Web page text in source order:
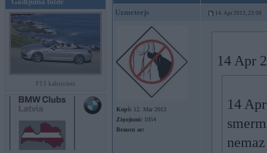
F13 kabriolets
Uzmeteejs 14. Apr 2013, 23:08
Kopš: 12. Mar 2013
Ziņojumi: 1054
Braucu ar:
14 Apr
14